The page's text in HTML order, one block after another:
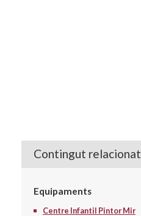
Contingut relacionat
Equipaments
Centre Infantil Pintor Mir